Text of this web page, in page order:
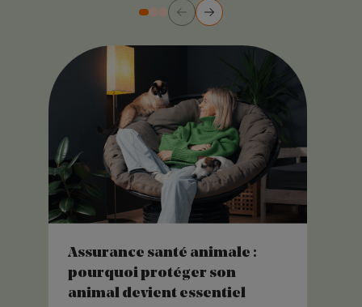
Diapositive numéro 1
Diapositive numéro 2
Diapositive numéro 3
Précédent
Suivant
Assurance santé animale :
pourquoi protéger son
animal devient essentiel